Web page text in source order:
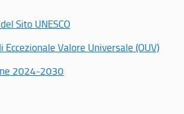
Sito UNESCO
Eccezionale Valore Universale (OUV)
2024-2030